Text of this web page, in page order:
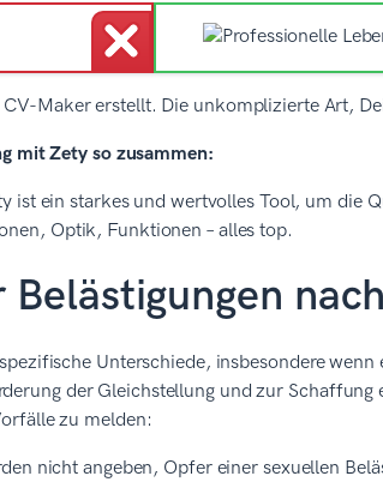
Maker erstellt. Die unkomplizierte Art,
mit Zety so zusammen:
ist ein starkes und wertvolles Tool, um die
Optik, Funktionen – alles top.
Unterschiede, insbesondere
der Gleichstellung und zur Schaffung
zu melden:
nicht angeben, Opfer einer sexuellen